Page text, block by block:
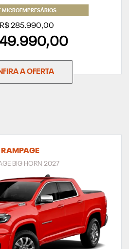
MICROEMPRESÁRIOS
R$ 285.990,00
A OFERTA
RAMPAGE
BIG HORN 2027